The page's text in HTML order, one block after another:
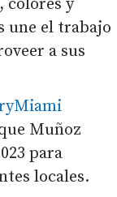
colores y
une el trabajo
a sus
Muñoz
para
locales.